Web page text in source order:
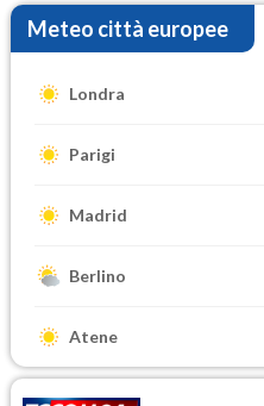
Meteo città europee
Londra
Parigi
Madrid
Berlino
Atene